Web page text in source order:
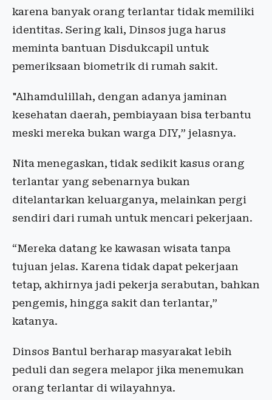
karena banyak orang terlantar tidak memiliki
identitas. Sering kali, Dinsos juga harus
meminta bantuan Disdukcapil untuk
pemeriksaan biometrik di rumah sakit.
"Alhamdulillah, dengan adanya jaminan
kesehatan daerah, pembiayaan bisa terbantu
meski mereka bukan warga DIY,” jelasnya.
Nita menegaskan, tidak sedikit kasus orang
terlantar yang sebenarnya bukan
ditelantarkan keluarganya, melainkan pergi
sendiri dari rumah untuk mencari pekerjaan.
“Mereka datang ke kawasan wisata tanpa
tujuan jelas. Karena tidak dapat pekerjaan
tetap, akhirnya jadi pekerja serabutan, bahkan
pengemis, hingga sakit dan terlantar,”
katanya.
Dinsos Bantul berharap masyarakat lebih
peduli dan segera melapor jika menemukan
orang terlantar di wilayahnya.